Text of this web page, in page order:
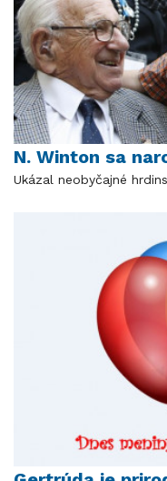
N. Winton sa
Ukázal neobyčajné